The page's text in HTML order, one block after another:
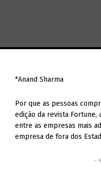
*Anand Sharma
Por que as pessoas
edição da revista Fortune,
entre as empresas mais
empresa de fora dos
-